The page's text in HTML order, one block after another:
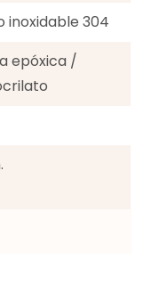
inoxidable 304
epóxica /